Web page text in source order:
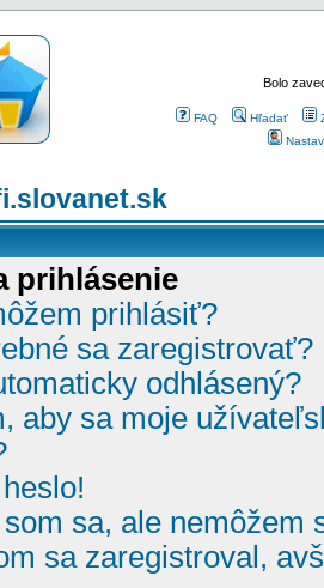
Bolo
FAQ Hľadať
prihlásenie
prihlásiť?
sa zaregistrovať?
odhlásený?
aby sa moje
sa, ale nemôžem
sa zaregistroval,